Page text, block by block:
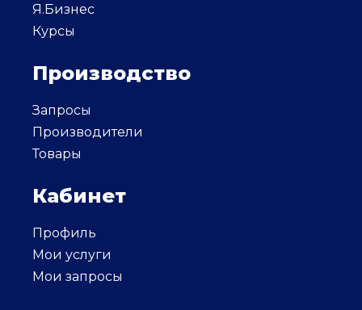
Я.Бизнес
Курсы
Производство
Запросы
Производители
Товары
Кабинет
Профиль
Мои услуги
Мои запросы